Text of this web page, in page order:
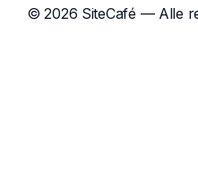
© 2026 SiteCafé — Alle